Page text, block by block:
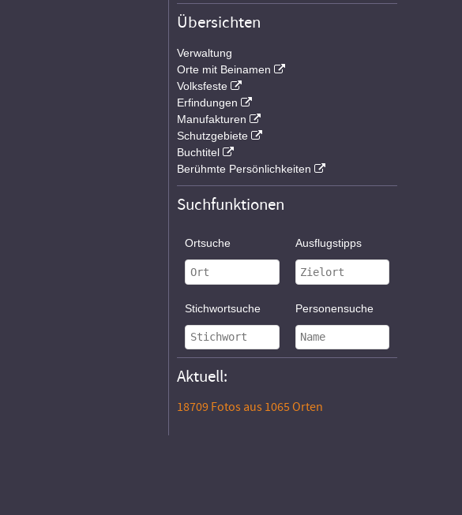
Übersichten
Verwaltung
Orte mit Beinamen
Volksfeste
Erfindungen
Manufakturen
Schutzgebiete
Buchtitel
Berühmte Persönlichkeiten
Suchfunktionen
Ortsuche Ausflugstipps
Stichwortsuche Personensuche
Aktuell:
18709 Fotos aus 1065 Orten